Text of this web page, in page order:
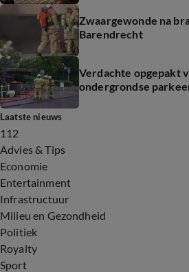
Zwaargewonde na
Barendrecht
Verdachte opgepakt
ondergrondse
Laatste nieuws
112
Advies & Tips
Economie
Entertainment
Infrastructuur
Milieu en Gezondheid
Politiek
Royalty
Sport